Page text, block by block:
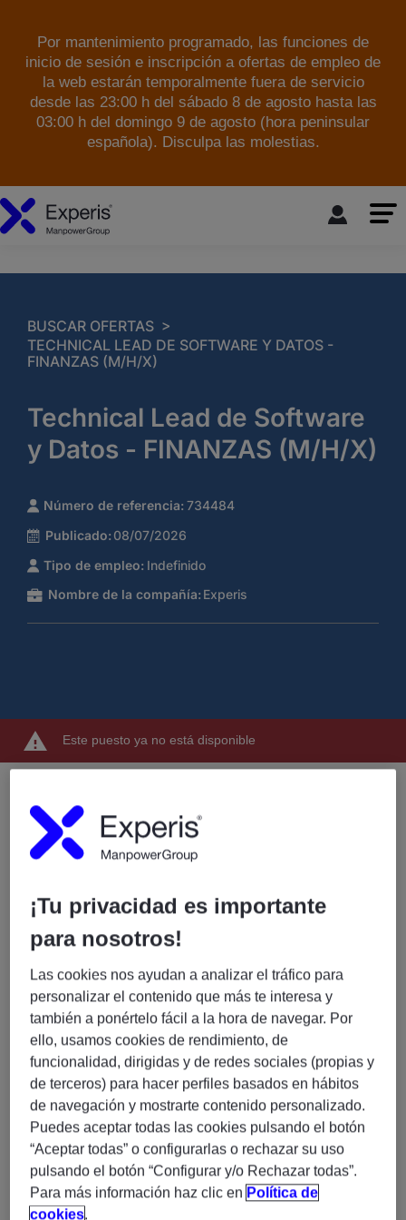
Por mantenimiento programado, las funciones de
inicio de sesión e inscripción a ofertas de empleo de
la web estarán temporalmente fuera de servicio
desde las 23:00 h del sábado 8 de agosto hasta las
03:00 h del domingo 9 de agosto (hora peninsular
española). Disculpa las molestias.
BUSCAR OFERTAS >
TECHNICAL LEAD DE SOFTWARE Y DATOS -
FINANZAS (M/H/X)
Technical Lead de Software
y Datos - FINANZAS (M/H/X)
Número de referencia: 734484
Publicado: 08/07/2026
Tipo de empleo: Indefinido
Nombre de la compañía: Experis
Este puesto ya no está disponible
liderar el desarrollo técnico y la evolución de
soluciones IT dentro del ámbito de datos.
coordinar equipos de desarrollo, garantizar la calidad
plataformas de datos sean robustas, escalables y
eficientes. Buscamos un perfil con fuerte capacidad de
liderazgo técnico, visión estratégica y experiencia en
entornos Big Data y Cloud.
Funciones principales
Liderar técnicamente equipos de desarrollo y
plataformas de datos.
Gestionar el roadmap de los proyectos bajo su
¡Tu privacidad es importante
para nosotros!
Las cookies nos ayudan a analizar el tráfico para
personalizar el contenido que más te interesa y
también a ponértelo fácil a la hora de navegar. Por
ello, usamos cookies de rendimiento, de
funcionalidad, dirigidas y de redes sociales (propias y
de terceros) para hacer perfiles basados en hábitos
de navegación y mostrarte contenido personalizado.
Puedes aceptar todas las cookies pulsando el botón
“Aceptar todas” o configurarlas o rechazar su uso
pulsando el botón “Configurar y/o Rechazar todas”.
Para más información haz clic en Política de
cookies.